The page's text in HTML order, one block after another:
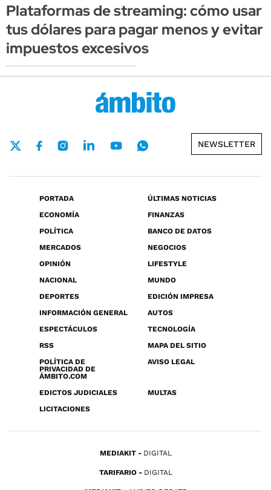
Plataformas de streaming: cómo usar
tus dólares para pagar menos y evitar
impuestos excesivos
NEWSLETTER
PORTADA
ÚLTIMAS NOTICIAS
ECONOMÍA
FINANZAS
POLÍTICA
BANCO DE DATOS
MERCADOS
NEGOCIOS
OPINIÓN
LIFESTYLE
NACIONAL
MUNDO
DEPORTES
EDICIÓN IMPRESA
INFORMACIÓN GENERAL
AUTOS
ESPECTÁCULOS
TECNOLOGÍA
RSS
MAPA DEL SITIO
POLÍTICA DE
PRIVACIDAD DE
ÁMBITO.COM
AVISO LEGAL
EDICTOS JUDICIALES
MULTAS
LICITACIONES
MEDIAKIT DIGITAL
TARIFARIO DIGITAL